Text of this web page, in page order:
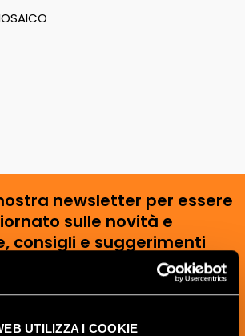
UTILIZZA I COOKIE
newsletter per essere
sulle novità e
consigli e suggerimenti
ceramica e dell’interior